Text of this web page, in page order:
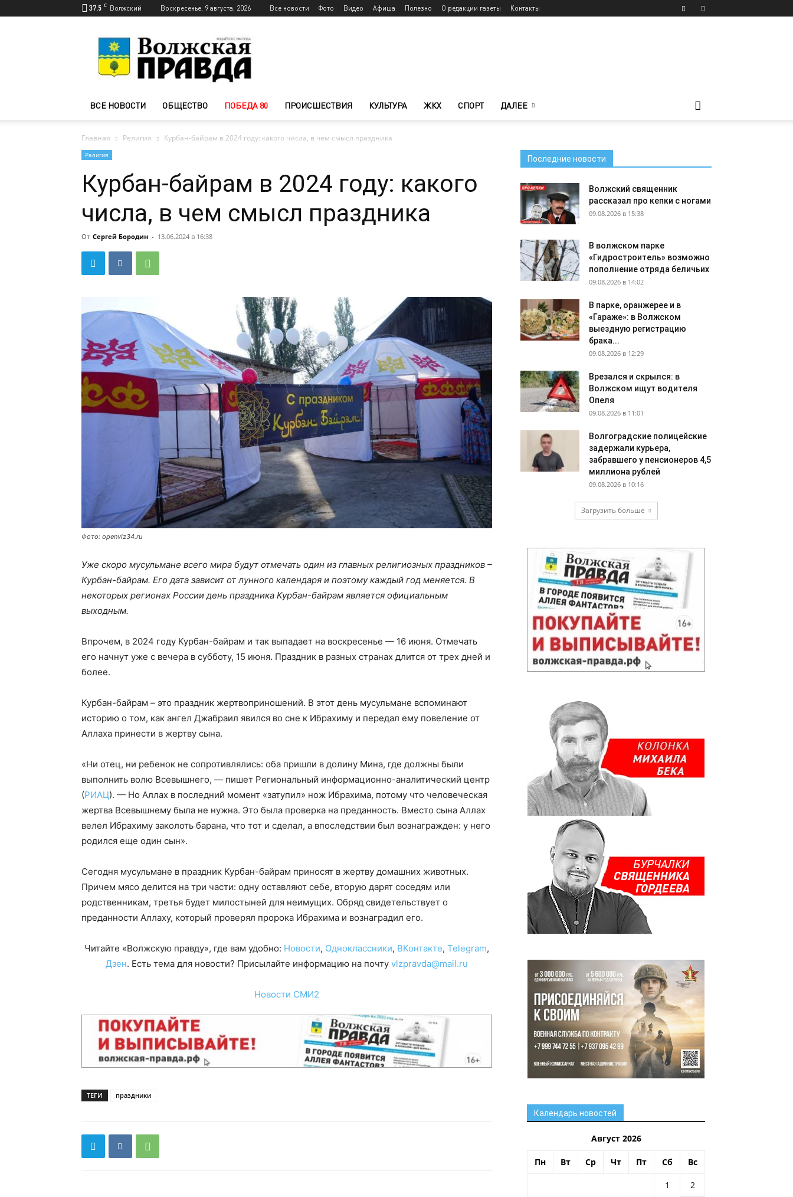
37.5 C Волжский Воскресенье, 9 августа, 2026 Все новости Фото Видео Афиша Полезно О редакции газеты Контакты
Волжского
—
Волжская
ВСЕ НОВОСТИ ОБЩЕСТВО ПОБЕДА 80 ПРОИСШЕСТВИЯ КУЛЬТУРА ЖКХ СПОРТ ДАЛЕЕ
Главная Религия Курбан-байрам в 2024 году: какого числа, в чем смысл праздника
Религия
Курбан-байрам в 2024 году: какого
числа, в чем смысл праздника
От Сергей Бородин - 13.06.2024 в 16:38
Фото: openvlz34.ru
Уже скоро мусульмане всего мира будут отмечать один из главных религиозных праздников –
Курбан-байрам. Его дата зависит от лунного календаря и поэтому каждый год меняется. В
некоторых регионах России день праздника Курбан-байрам является официальным
выходным.
Впрочем, в 2024 году Курбан-байрам и так выпадает на воскресенье — 16 июня. Отмечать
его начнут уже с вечера в субботу, 15 июня. Праздник в разных странах длится от трех дней и
более.
Курбан-байрам – это праздник жертвоприношений. В этот день мусульмане вспоминают
историю о том, как ангел Джабраил явился во сне к Ибрахиму и передал ему повеление от
Аллаха принести в жертву сына.
«Ни отец, ни ребенок не сопротивлялись: оба пришли в долину Мина, где должны были
выполнить волю Всевышнего, — пишет Региональный информационно-аналитический центр
(РИАЦ). — Но Аллах в последний момент «затупил» нож Ибрахима, потому что человеческая
жертва Всевышнему была не нужна. Это была проверка на преданность. Вместо сына Аллах
велел Ибрахиму заколоть барана, что тот и сделал, а впоследствии был вознагражден: у него
родился еще один сын».
Сегодня мусульмане в праздник Курбан-байрам приносят в жертву домашних животных.
Причем мясо делится на три части: одну оставляют себе, вторую дарят соседям или
родственникам, третья будет милостыней для неимущих. Обряд свидетельствует о
преданности Аллаху, который проверял пророка Ибрахима и вознаградил его.
Читайте «Волжскую правду», где вам удобно: Новости, Одноклассники, ВКонтакте, Telegram,
Дзен. Есть тема для новости? Присылайте информацию на почту vlzpravda@mail.ru
Новости СМИ2
ТЕГИ праздники
Последние новости
Волжский священник
рассказал про кепки с ногами
09.08.2026 в 15:38
В волжском парке
«Гидростроитель» возможно
пополнение отряда беличьих
09.08.2026 в 14:02
В парке, оранжерее и в
«Гараже»: в Волжском
выездную регистрацию
брака...
09.08.2026 в 12:29
Врезался и скрылся: в
Волжском ищут водителя
Опеля
09.08.2026 в 11:01
Волгоградские полицейские
задержали курьера,
забравшего у пенсионеров 4,5
миллиона рублей
09.08.2026 в 10:16
Загрузить больше
Календарь новостей
Август 2026
Пн Вт Ср Чт Пт Сб Вс
1
2